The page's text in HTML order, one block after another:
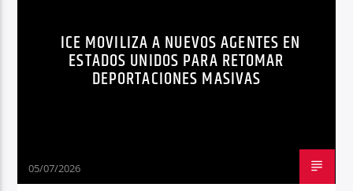
Radio holaICE MOVILIZA A NUEVOS AGENTES EN
ESTADOS UNIDOS PARA RETOMAR
DEPORTACIONES MASIVAS
05/07/2026